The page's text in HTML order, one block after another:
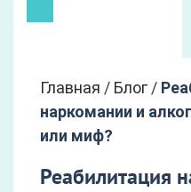
Главная / Блог /
наркомании и
или миф?
Реабилитация